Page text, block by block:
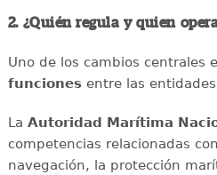
2. ¿Quién regula y quien
Uno de los cambios centrales
funcionesentre las entidades
La Autoridad Marítima
competencias relacionadas
navegación, la protección